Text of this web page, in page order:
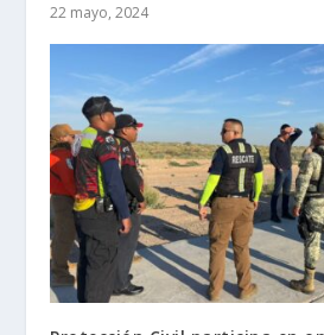
22 mayo, 2024